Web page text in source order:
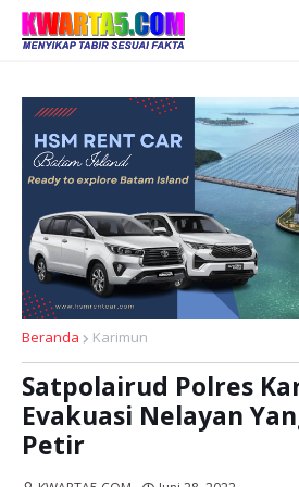
Beranda Karimun
Satpolairud Polres
Evakuasi Nelayan
Petir